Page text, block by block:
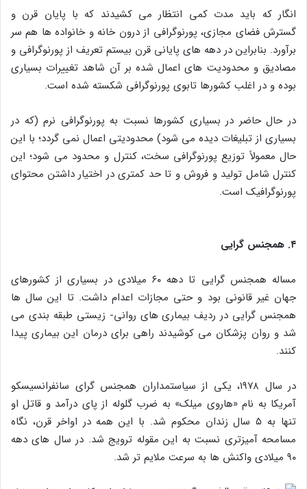
انگار که باید مدت کمی انتظار می‌ کشیدند که با پایان قرن و
گسترش فضای مجازی، پورنوگرافی از درون خانه و خانواده‌ ها هم سر
برآورد. بنابراین در دهه‌ های پایانی قرن بیستم تعریف از پورنوگرافی و
مصادیق و محدودیت‌ های اعمال‌ شده بر آن شاهد تغییرات بسیاری
بوده و در اغلب کشورها تابوی پورنوگرافی شکسته شده است.
در حال حاضر در بسیاری کشورها نسبت به پورنوگرافی نرم (که در
بسیاری از تبلیغات دیده می‌ شود) محدودیتی اعمال نمی‌ گردد؛ با این
حال معمولاً توزیع پورنوگرافی سخت، کنترل و محدود می‌ شود؛ این
کنترل شامل تولید و فروش و تا حد کمتری در اختیار داشتن محتوای
پورنوگرافیک است.
۴. همجنس‌ گرایی
مساله همجنس‌ گرایی تا دهه ۶۰ میلادی در بسیاری از کشورهای
جهان غیر قانونی بود و حتی مجازات اعدام داشت. تا این سال‌ ها
همجنس‌ گرایی در ردیف بیماری‌ های روانی- زیستی طبقه‌ بندی می‌
شد و روان‌ پزشکان می‌ کوشیدند راهی برای درمان این بیماری پیدا
کنند.
در سال ۱۹۷۸، یکی از سیاستمداران همجنس‌ گرای سانفرانسیسکو
آمریکا به نام «هاروی میلک» به ضرب گلوله از پای درآمد و قاتل او
تنها به ۵ سال زندان محکوم شد. با این همه در اواخر قرن، نگاه
مسامحه‌ آمیزتری نسبت به این مقوله ترویج شد. در سال‌ های دهه
۹۰ میلادی واکنش‌ ها به‌ سرعت ملایم‌ تر شد.